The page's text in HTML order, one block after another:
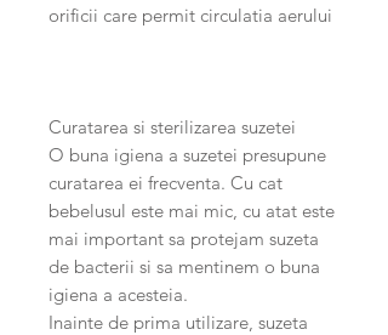
orificii care permit circulatia aerului
Curatarea si sterilizarea suzetei
O buna igiena a suzetei presupune
curatarea ei frecventa. Cu cat
bebelusul este mai mic, cu atat este
mai important sa protejam suzeta
de bacterii si sa mentinem o buna
igiena a acesteia.
Inainte de prima utilizare, suzeta